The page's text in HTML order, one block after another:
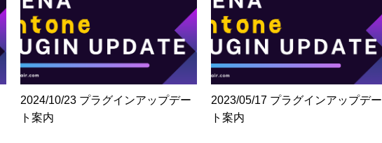
2024/10/23 プラグインアップデー
ト案内
2023/05/17 プラグインアップデー
ト案内